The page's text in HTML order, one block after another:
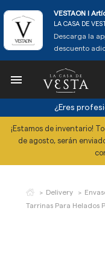
VESTAON l
LA CASA DE
Descarga la
descuento

¿Eres
¡Estamos de inventario!
de agosto, serán
Delivery
Tarrinas Para Helados